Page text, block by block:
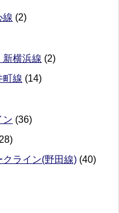
線 (2)
新横浜線 (2)
町線 (14)
ン (36)
ライン(野田線) (40)